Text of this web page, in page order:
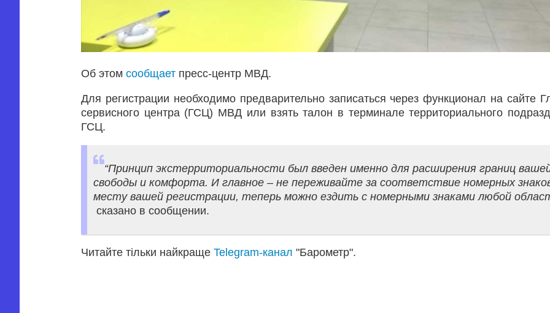
Об этом сообщает пресс-центр МВД.
Для регистрации необходимо предварительно записаться через функционал на сайте
сервисного центра (ГСЦ) МВД или взять талон в терминале территориального
ГСЦ.
“Принцип экстерриториальности был введен именно для расширения границ
свободы и комфорта. И главное – не переживайте за соответствие номерных
месту вашей регистрации, теперь можно ездить с номерными знаками любой
сказано в сообщении.
Читайте тільки найкраще Telegram-канал "Барометр".